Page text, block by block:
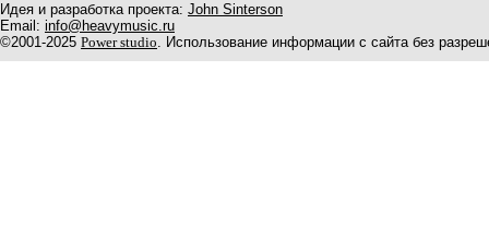
Идея и разработка проекта: John Sinterson
Email: info@heavymusic.ru
©2001-2025 Power studio. Использование информации с сайта без